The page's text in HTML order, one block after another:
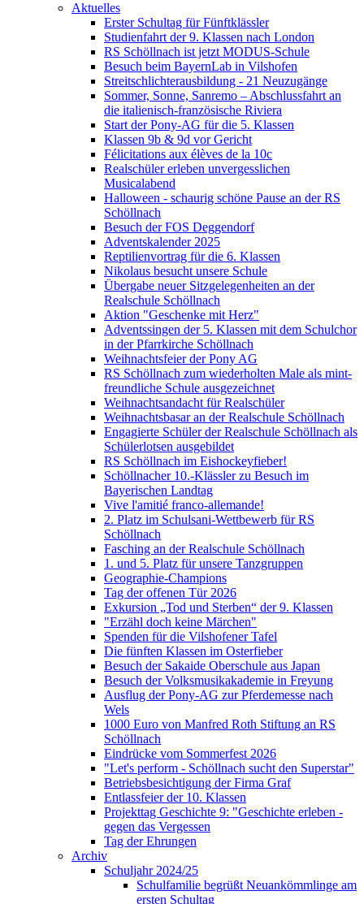
Aktuelles
Erster Schultag für Fünftklässler
Studienfahrt der 9. Klassen nach London
RS Schöllnach ist jetzt MODUS-Schule
Besuch beim BayernLab in Vilshofen
Streitschlichterausbildung - 21 Neuzugänge
Sommer, Sonne, Sanremo – Abschlussfahrt an
die italienisch-französische Riviera
Start der Pony-AG für die 5. Klassen
Klassen 9b & 9d vor Gericht
Félicitations aux élèves de la 10c
Realschüler erleben unvergesslichen
Musicalabend
Halloween - schaurig schöne Pause an der RS
Schöllnach
Besuch der FOS Deggendorf
Adventskalender 2025
Reptilienvortrag für die 6. Klassen
Nikolaus besucht unsere Schule
Übergabe neuer Sitzgelegenheiten an der
Realschule Schöllnach
Aktion "Geschenke mit Herz"
Adventssingen der 5. Klassen mit dem Schulchor
in der Pfarrkirche Schöllnach
Weihnachtsfeier der Pony AG
RS Schöllnach zum wiederholten Male als mint-
freundliche Schule ausgezeichnet
Weihnachtsandacht für Realschüler
Weihnachtsbasar an der Realschule Schöllnach
Engagierte Schüler der Realschule Schöllnach als
Schülerlotsen ausgebildet
RS Schöllnach im Eishockeyfieber!
Schöllnacher 10.-Klässler zu Besuch im
Bayerischen Landtag
Vive l'amitié franco-allemande!
2. Platz im Schulsani-Wettbewerb für RS
Schöllnach
Fasching an der Realschule Schöllnach
1. und 5. Platz für unsere Tanzgruppen
Geographie-Champions
Tag der offenen Tür 2026
Exkursion „Tod und Sterben“ der 9. Klassen
"Erzähl doch keine Märchen"
Spenden für die Vilshofener Tafel
Die fünften Klassen im Osterfieber
Besuch der Sakaide Oberschule aus Japan
Besuch der Volksmusikakademie in Freyung
Ausflug der Pony-AG zur Pferdemesse nach
Wels
1000 Euro von Manfred Roth Stiftung an RS
Schöllnach
Eindrücke vom Sommerfest 2026
"Let's perform - Schöllnach sucht den Superstar"
Betriebsbesichtigung der Firma Graf
Entlassfeier der 10. Klassen
Projekttag Geschichte 9: "Geschichte erleben -
gegen das Vergessen
Tag der Ehrungen
Archiv
Schuljahr 2024/25
Schulfamilie begrüßt Neuankömmlinge am
ersten Schultag